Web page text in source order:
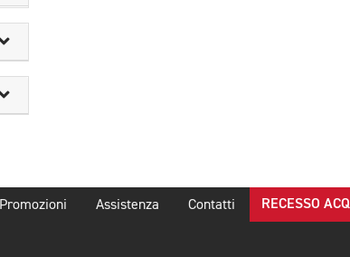
Promozioni Assistenza Contatti RECESSO